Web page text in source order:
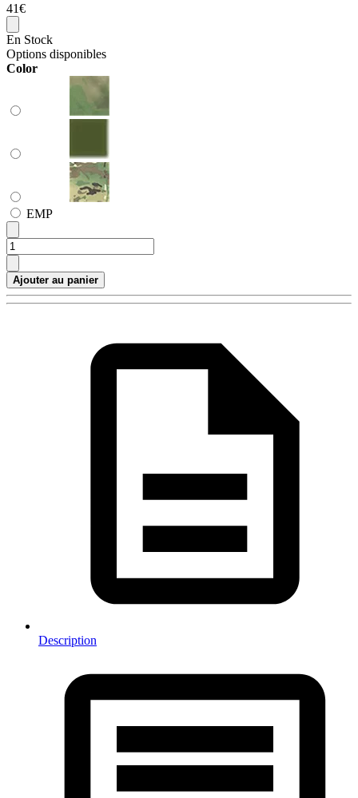
41€
En Stock
Options disponibles
Color
ЕМР
Ajouter au panier
Description